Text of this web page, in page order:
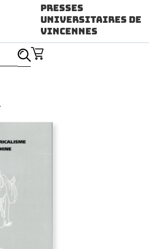
Presses
Universitaires de
Vincennes